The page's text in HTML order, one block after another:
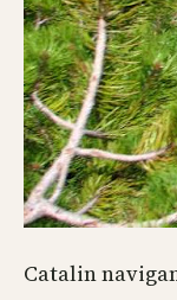
Catalin